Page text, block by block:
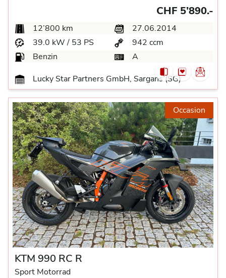
CHF 5’890.-
12’800 km
27.06.2014
39.0 kW / 53 PS
942 ccm
Benzin
A
Lucky Star Partners GmbH, Sargans (SG)
Occasion
KTM 990 RC R
Sport Motorrad